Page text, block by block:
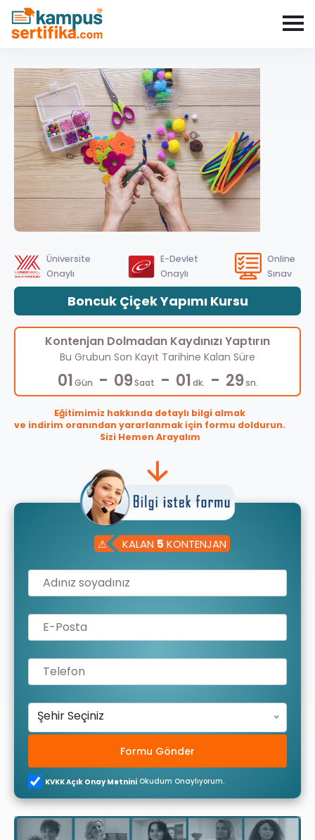
Üniversite
Onaylı
E-Devlet
Onaylı
Online
Sınav
Boncuk Çiçek Yapımı Kursu
Kontenjan Dolmadan Kaydınızı Yaptırın
Bu Grubun Son Kayıt Tarihine Kalan Süre
01 Gün - 09Saat - 01 dk. - 28sn.
Eğitimimiz hakkında detaylı bilgi almak
ve indirim oranından yararlanmak için formu doldurun.
Sizi Hemen Arayalım
⚠ KALAN 5 KONTENJAN
Şehir Seçiniz
Formu Gönder
KVKK Açık Onay Metnini Okudum Onaylıyorum.